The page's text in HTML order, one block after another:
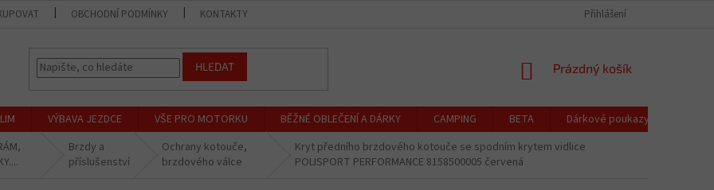
OBCHODNÍ PODMÍNKY KONTAKTY CENÍK DOPRAVY A PLATBY
Přihlášení
HLEDAT
NÁKUPNÍ
Prázdný košík
VÝBAVA JEZDCE VŠE PRO MOTORKU BĚŽNÉ OBLEČENÍ A DÁRKY CAMPING BETA Dárkové poukazy
Brzdy a
příslušenství
Ochrany kotouče,
brzdového válce
Kryt předního brzdového kotouče se spodním krytem vidlice
POLISPORT PERFORMANCE 8158500005 červená